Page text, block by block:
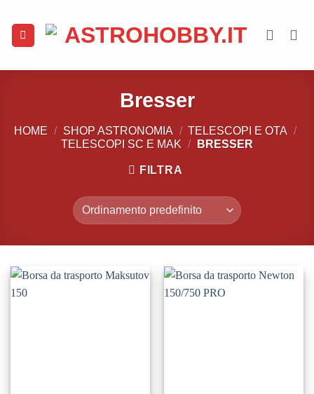
contenuti
Bresser
HOME / SHOP ASTRONOMIA / TELESCOPI E OTA /
TELESCOPI SC E MAK / BRESSER
FILTRA